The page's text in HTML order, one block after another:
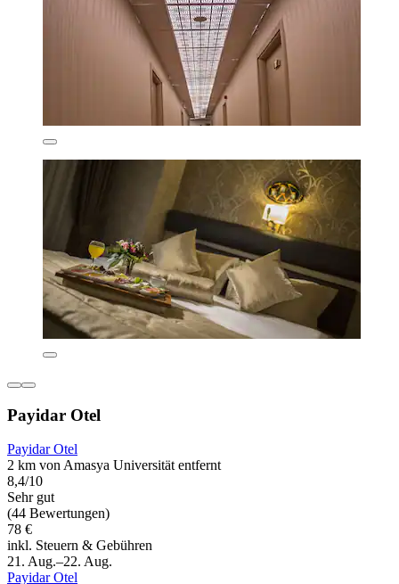
Payidar Otel
Payidar Otel
2 km von Amasya Universität entfernt
8,4/10
Sehr gut
(44 Bewertungen)
78 €
inkl. Steuern & Gebühren
21. Aug.–22. Aug.
Payidar Otel